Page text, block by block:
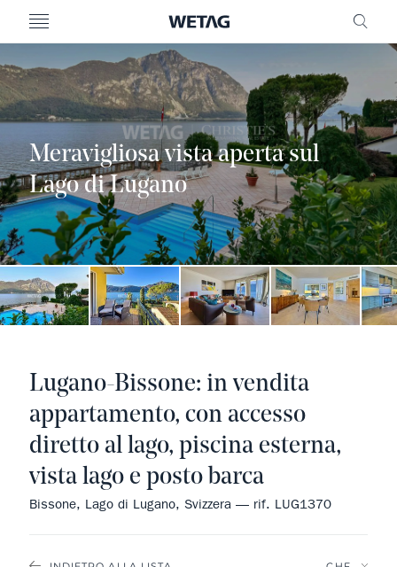
MENU
Meravigliosa vista aperta sul
Lago di Lugano
Lugano-Bissone: in vendita
appartamento, con accesso
diretto al lago, piscina esterna,
vista lago e posto barca
Bissone, Lago di Lugano, Svizzera — rif. LUG1370